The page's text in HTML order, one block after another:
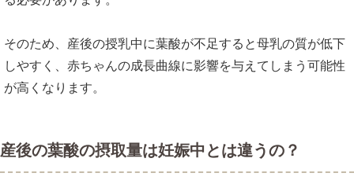
そのため、産後の授乳中に葉酸が不足すると母乳の質が低下
しやすく、赤ちゃんの成長曲線に影響を与えてしまう可能性
が高くなります。
産後の葉酸の摂取量は妊娠中とは違うの？